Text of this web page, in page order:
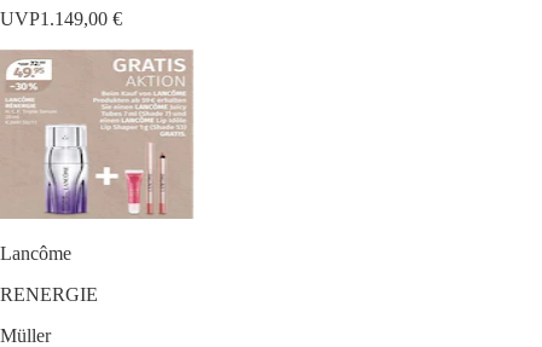
UVP1.149,00 €
Lancôme
RENERGIE
Müller